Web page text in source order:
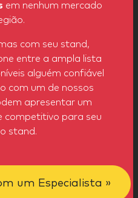
mail
em nenhum mercado
com seu stand,
entre a ampla lista
alguém confiável
com um de nossos
apresentar um
competitivo para seu
stand.
um Especialista »